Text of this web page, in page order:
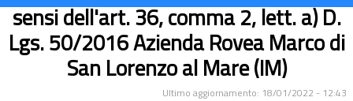
sensi dell'art. 36, comma 2, lett. a) D.
Lgs. 50/2016 Azienda Rovea Marco di
San Lorenzo al Mare (IM)
Ultimo aggiornamento: 18/01/2022 - 12:43